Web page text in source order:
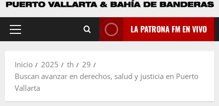
Menú
LA PATRONA FM EN VIVO
Inicio 2025 th
29
Buscan avanzar en derechos, salud y justicia en Puerto
Vallarta